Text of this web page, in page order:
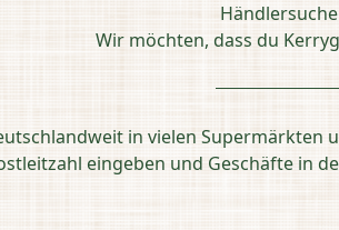
Händlersuche
Wir möchten, dass du
in vielen Supermärkten
eingeben und Geschäfte in